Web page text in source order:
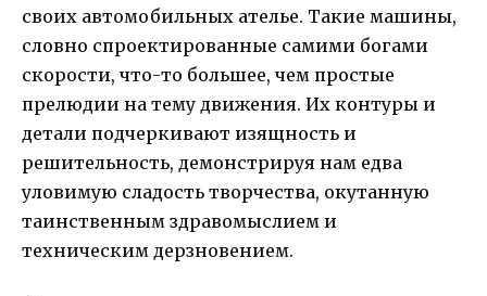
своих автомобильных ателье. Такие машины,
словно спроектированные самими богами
скорости, что-то большее, чем простые
прелюдии на тему движения. Их контуры и
детали подчеркивают изящность и
решительность, демонстрируя нам едва
уловимую сладость творчества, окутанную
таинственным здравомыслием и
техническим дерзновением.